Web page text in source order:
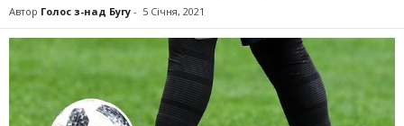
Автор Голос з-над Бугу - 5 Січня, 2021